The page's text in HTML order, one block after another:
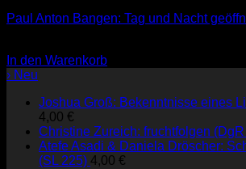
Paul Anton Bangen: Tag und Nacht
In den Warenkorb
› Neu
Joshua Groß: Bekenntnisse eines
4,00 €
Christine Zureich: fruchtfolgen
Atefe Asadi & Daniela Dröscher:
(SL 225) 4,00 €